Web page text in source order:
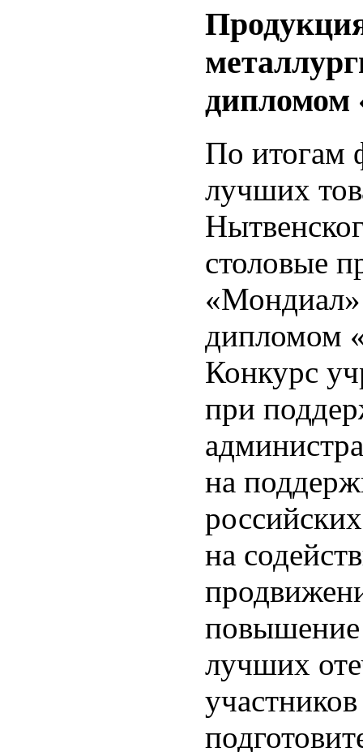
дипломом
По итогам
лучших
столовые
дипломом
Конкурс
при
на
на
повышение
лучших